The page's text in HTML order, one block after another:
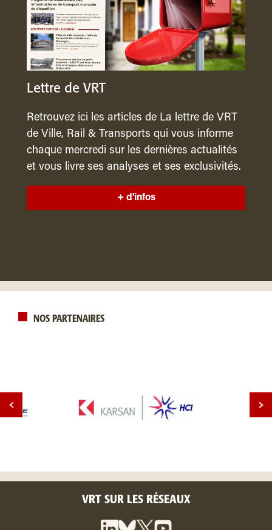
Lettre de VRT
Retrouvez ici les articles de La lettre de VRT
de Ville, Rail & Transports qui vous informe
chaque mercredi sur les dernières actualités
et vous livre ses analyses et ses exclusivités.
+ d'infos
NOS PARTENAIRES
VRT SUR LES RÉSEAUX